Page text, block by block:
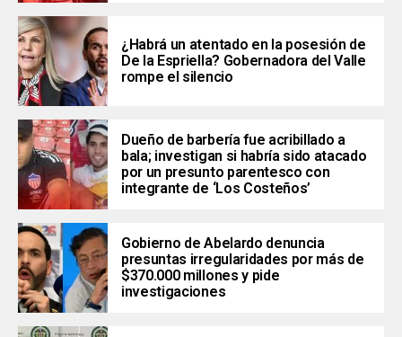
¿Habrá un atentado en la posesión de
De la Espriella? Gobernadora del Valle
rompe el silencio
Dueño de barbería fue acribillado a
bala; investigan si habría sido atacado
por un presunto parentesco con
integrante de ‘Los Costeños’
Gobierno de Abelardo denuncia
presuntas irregularidades por más de
$370.000 millones y pide
investigaciones